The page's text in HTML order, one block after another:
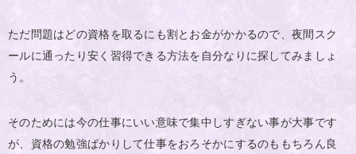
ただ問題はどの資格を取るにも割とお金がかかるので、夜間スク
ールに通ったり安く習得できる方法を自分なりに探してみましょ
う。
そのためには今の仕事にいい意味で集中しすぎない事が大事です
が、資格の勉強ばかりして仕事をおろそかにするのももちろん良